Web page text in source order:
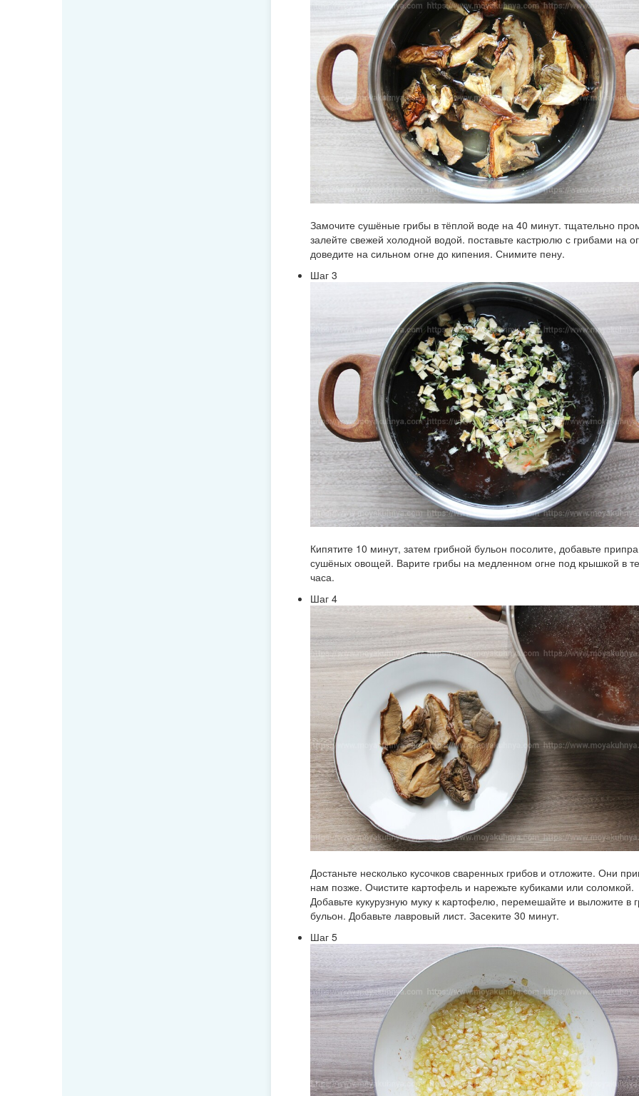
Замочите сушёные грибы в тёплой воде на 40 минут. тщательно
залейте свежей холодной водой. поставьте кастрюлю с грибами на
доведите на сильном огне до кипения. Снимите пену.
Шаг 3
Кипятите 10 минут, затем грибной бульон посолите, добавьте
сушёных овощей. Варите грибы на медленном огне под крышкой в
часа.
Шаг 4
Достаньте несколько кусочков сваренных грибов и отложите. Они
нам позже. Очистите картофель и нарежьте кубиками или соломкой.
Добавьте кукурузную муку к картофелю, перемешайте и выложите в
бульон. Добавьте лавровый лист. Засеките 30 минут.
Шаг 5